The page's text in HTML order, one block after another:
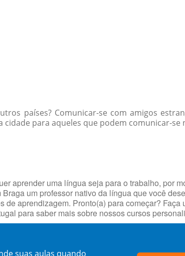
países? Comunicar-se com amigos
cidade para aqueles que podem comunicar-
aprender uma língua seja para o trabalho, por
um professor nativo da língua que você
aprendizagem. Pronto(a) para começar?
para saber mais sobre nossos cursos
suas aulas quando